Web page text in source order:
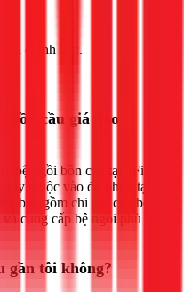
giá chính xác.
bồn cầu giá bao
bệ ngồi bồn cầu tại 1Fix
tùy thuộc vào độ phức tạp
bao gồm chi phí của bệ
cung cấp bệ ngồi phù
gần tôi không?